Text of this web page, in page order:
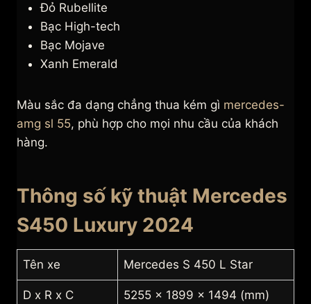
Đỏ Rubellite
Bạc High-tech
Bạc Mojave
Xanh Emerald
Màu sắc đa dạng chẳng thua kém gì mercedes-
amg sl 55, phù hợp cho mọi nhu cầu của khách
hàng.
Thông số kỹ thuật Mercedes
S450 Luxury 2024
Tên xe Mercedes S 450 L Star
D x R x C 5255 x 1899 x 1494 (mm)